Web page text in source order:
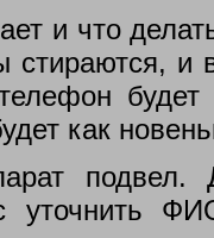
и что
и
будет
как
подвел.
уточнить